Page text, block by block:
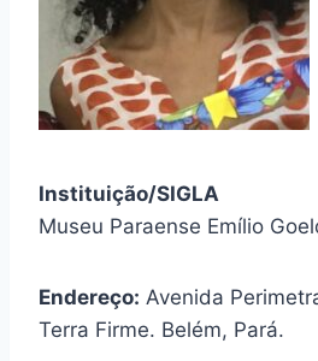
Instituição/SIGLA
Museu Paraense Emílio
Endereço: Avenida
Terra Firme. Belém, Pará.